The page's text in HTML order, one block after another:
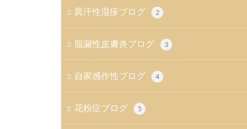
異汗性湿疹ブログ 2
脂漏性皮膚炎ブログ 3
自家感作性ブログ 4
花粉症ブログ 5